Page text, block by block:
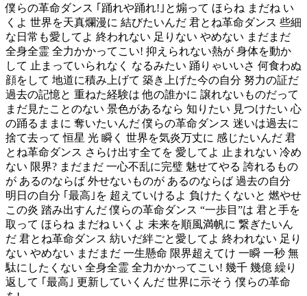
僕らの革命ダンス ｢踊れや踊れ!｣と煽って ほらね まだね い
くよ 世界を天真爛漫に 結びたいんだ 君とね革命ダンス 些細
な日常も愛してよ 終われない 足りない やめない まだまだ
全身全霊 全力かかってこい! 抑えられない熱が 身体を動か
して 止まっていられなく なるみたい 踊りゃいいさ 何食わぬ
顔をして 地道に積み上げて 築き上げた今の自分 努力の証だ
過去の記憶と 重ねた経験は 他の誰かに 譲れないものだって
まだ見たことのない 景色があるなら 知りたい 見つけたい 心
の踊るままに 奪いたいんだ 僕らの革命ダンス 迷いは過去に
捨て去って 恒星 光 瞬く 世界を気炎万丈に 感じたいんだ 君
とね革命ダンス さらけ出す全てを 愛してよ 止まれない 冷め
ない 限界? まだまだ 一心不乱に完璧 魅せてやる 誇れるもの
が あるのならば 外せないものが あるのならば 過去の自分
明日の自分 ｢最高｣を 超えていけるよ 負けたくないと 燃やせ
この炎 踏み出すんだ 僕らの革命ダンス “一歩目”は 君と手を
取って ほらね まだね いくよ 未来を順風満帆に 繋ぎたいん
だ 君とね革命ダンス 紡いだ絆ごと愛してよ 終われない 足り
ない やめない まだまだ 一生懸命 限界超えてけ 一瞬 一秒 無
駄にしたくない 全身全霊 全力かかってこい! 幾千 幾億 繰り
返して ｢最高｣ 更新していくんだ 世界に示そう 僕らの革命